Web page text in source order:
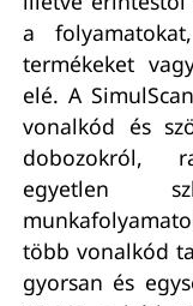
a
termékeket
elé. A
vonalkód és
dobozokról,
egyetlen
több vonalkód
gyorsan és